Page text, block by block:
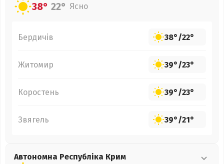
38° 22° Ясно
Бердичів 38°/22°
Житомир 39°/23°
Коростень 39°/23°
Звягель 39°/21°
Автономна Республіка Крим